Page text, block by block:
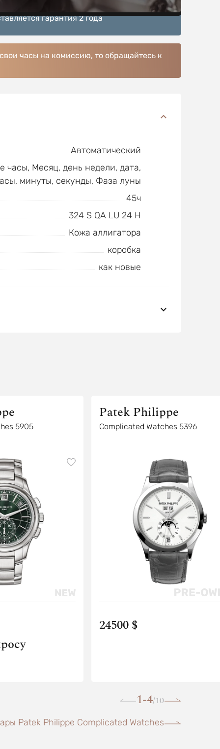
гарантия 2 года
часы на комиссию, то обращайтесь к
Автоматический
часы, Месяц, день недели, дата,
минуты, секунды, Фаза луны
45ч
324 S QA LU 24 H
Кожа аллигатора
коробка
как новые
5905
Patek Philippe
Complicated Watches 5396
24500 $
1-4/10
Patek Philippe Complicated Watches